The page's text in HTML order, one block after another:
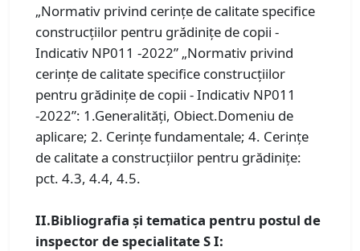
„Normativ privind cerinţe de calitate specifice
construcţiilor pentru grădiniţe de copii -
Indicativ NP011 -2022” „Normativ privind
cerinţe de calitate specifice construcţiilor
pentru grădiniţe de copii - Indicativ NP011
-2022”: 1.Generalități, Obiect.Domeniu de
aplicare; 2. Cerințe fundamentale; 4. Cerințe
de calitate a construcțiilor pentru grădinițe:
pct. 4.3, 4.4, 4.5.
II.Bibliografia și tematica pentru postul de
inspector de specialitate S I: